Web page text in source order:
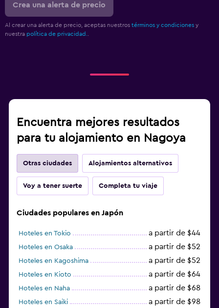
Crea una alerta de precio
Al crear una alerta de precio, aceptas nuestros términos y condiciones y
nuestra política de privacidad.
Encuentra mejores resultados
para tu alojamiento en Nagoya
Otras ciudades Alojamientos alternativos
Voy a tener suerte Completa tu viaje
Ciudades populares en Japón
Hoteles en Tokio a partir de $44
Hoteles en Osaka a partir de $52
Hoteles en Kagoshima a partir de $52
Hoteles en Kioto a partir de $64
Hoteles en Naha a partir de $68
Hoteles en Saiki a partir de $98